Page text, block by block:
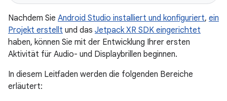
Nachdem Sie Android Studio installiert und konfiguriert, ein
Projekt erstellt und das Jetpack XR SDK eingerichtet
haben, können Sie mit der Entwicklung Ihrer ersten
Aktivität für Audio- und Displaybrillen beginnen.
In diesem Leitfaden werden die folgenden Bereiche
erläutert: